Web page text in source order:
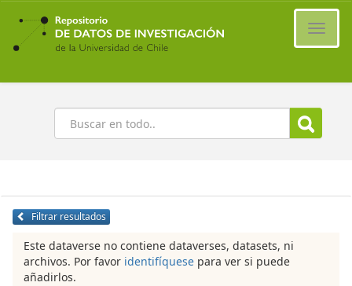
Ir
contenido
principal
Buscar
Filtrar resultados
Este dataverse no contiene dataverses, datasets, ni
archivos. Por favor identifíquese para ver si puede
añadirlos.